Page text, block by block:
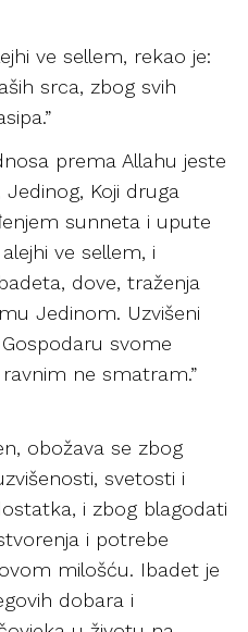
ve sellem, rekao je:
srca, zbog svih
prema Allahu jeste
Koji druga
sunneta i upute
ve sellem, i
dove, traženja
Jedinom. Uzvišeni
Gospodaru svome
ne smatram.”
obožava se zbog
svetosti i
i zbog blagodati
i potrebe
milošću. Ibadet je
dobara i